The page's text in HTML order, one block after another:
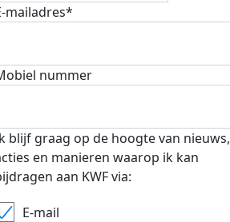
mailadres*
nummer
blijf graag op de hoogte van nieuws,
en manieren waarop ik kan
aan KWF via:
E-mail